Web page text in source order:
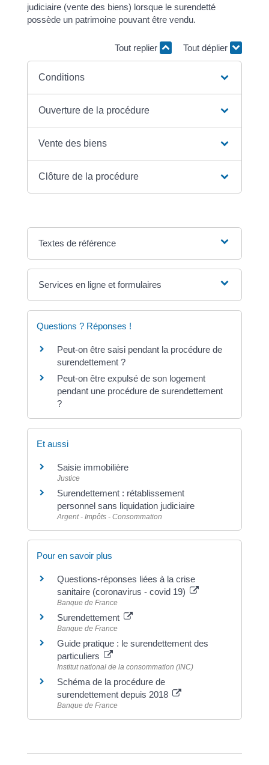
judiciaire (vente des biens) lorsque le surendetté
possède un patrimoine pouvant être vendu.
Tout replier Tout déplier
Conditions
Ouverture de la procédure
Vente des biens
Clôture de la procédure
Textes de référence
Services en ligne et formulaires
Questions ? Réponses !
Peut-on être saisi pendant la procédure de
surendettement ?
Peut-on être expulsé de son logement
pendant une procédure de surendettement
?
Et aussi
Saisie immobilière
Justice
Surendettement : rétablissement
personnel sans liquidation judiciaire
Argent - Impôts - Consommation
Pour en savoir plus
Questions-réponses liées à la crise
sanitaire (coronavirus - covid 19)
Banque de France
Surendettement
Banque de France
Guide pratique : le surendettement des
particuliers
Institut national de la consommation (INC)
Schéma de la procédure de
surendettement depuis 2018
Banque de France